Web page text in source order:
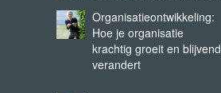
Organisatieontwikkeling:
Hoe je organisatie
krachtig groeit en blijvend
verandert